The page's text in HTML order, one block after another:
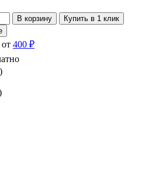
В корзину
Купить в 1 клик
400 ₽